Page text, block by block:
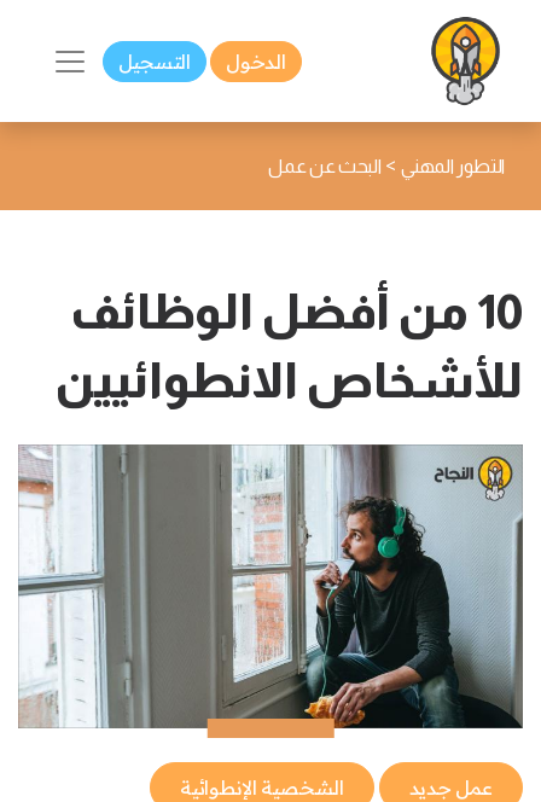
الدخول التسجيل
التطور المهني > البحث عن عمل
10 من أفضل الوظائف
للأشخاص الانطوائيين
عمل جديد الشخصية الإنطوائية